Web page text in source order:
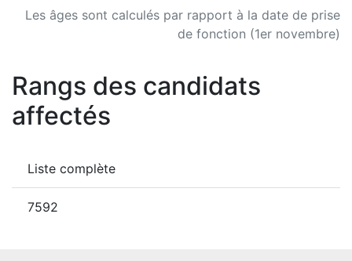
Les âges sont calculés par rapport à la date de prise
de fonction (1er novembre)
Rangs des candidats
affectés
Liste complète
7592